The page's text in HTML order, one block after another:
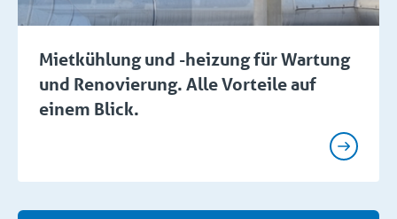
Mietkühlung und -heizung für Wartung
und Renovierung. Alle Vorteile auf
einem Blick.